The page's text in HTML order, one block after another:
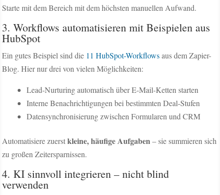
Starte mit dem Bereich mit dem höchsten manuellen Aufwand.
3. Workflows automatisieren mit Beispielen aus
HubSpot
Ein gutes Beispiel sind die 11 HubSpot-Workflowsaus dem Zapier-
Blog. Hier nur drei von vielen Möglichkeiten:
Lead-Nurturing automatisch über E-Mail-Ketten starten
Interne Benachrichtigungen bei bestimmten Deal-Stufen
Datensynchronisierung zwischen Formularen und CRM
Automatisiere zuerstkleine, häufige Aufgaben– sie summieren sich
zu großen Zeitersparnissen.
4. KI sinnvoll integrieren – nicht blind
verwenden